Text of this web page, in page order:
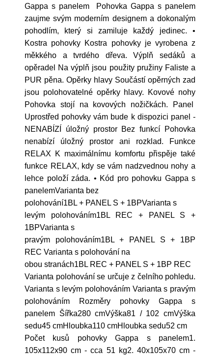
Gappa s panelem Pohovka Gappa s panelem
zaujme svým moderním designem a dokonalým
pohodlím, který si zamiluje každý jedinec. •
Kostra pohovky Kostra pohovky je vyrobena z
měkkého a tvrdého dřeva. Výplň sedáků a
opěradel Na výplň jsou použity pružiny Faliste a
PUR pěna. Opěrky hlavy Součástí opěrných zad
jsou polohovatelné opěrky hlavy. Kovové nohy
Pohovka stojí na kovových nožičkách. Panel
Uprostřed pohovky vám bude k dispozici panel -
NENABÍZÍ úložný prostor Bez funkcí Pohovka
nenabízí úložný prostor ani rozklad. Funkce
RELAX K maximálnímu komfortu přispěje také
funkce RELAX, kdy se vám nadzvednou nohy a
lehce položí záda. • Kód pro pohovku Gappa s
panelemVarianta bez
polohování1BL + PANEL S + 1BPVarianta s
levým polohováním1BL REC + PANEL S +
1BPVarianta s
pravým polohováním1BL + PANEL S + 1BP
REC Varianta s polohování na
obou stranách1BL REC + PANEL S + 1BP REC
Varianta polohování se určuje z čelního pohledu.
Varianta s levým polohováním Varianta s pravým
polohováním Rozměry pohovky Gappa s
panelem Šířka280 cmVýška81 / 102 cmVýška
sedu45 cmHloubka110 cmHloubka sedu52 cm
Počet kusů pohovky Gappa s panelem1.
105x112x90 cm - cca 51 kg2. 40x105x70 cm -